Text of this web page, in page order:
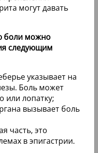
могут давать
боли можно
следующим
указывает на
Боль может
или лопатку;
вызывает боль
часть, это
в эпигастрии.